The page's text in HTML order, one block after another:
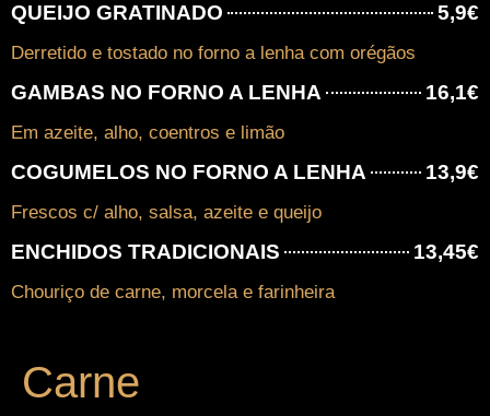
QUEIJO GRATINADO 5,9€
Derretido e tostado no forno a lenha com orégãos
GAMBAS NO FORNO A LENHA 16,1€
Em azeite, alho, coentros e limão
COGUMELOS NO FORNO A LENHA 13,9€
Frescos c/ alho, salsa, azeite e queijo
ENCHIDOS TRADICIONAIS 13,45€
Chouriço de carne, morcela e farinheira
Carne